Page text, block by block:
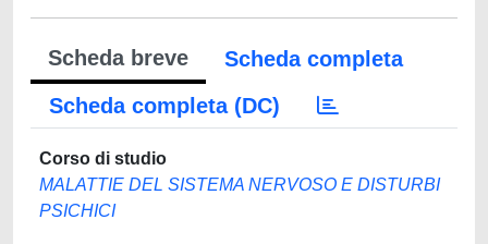
Scheda breve
Scheda completa
Scheda completa (DC)
Corso di studio
MALATTIE DEL SISTEMA NERVOSO E DISTURBI
PSICHICI